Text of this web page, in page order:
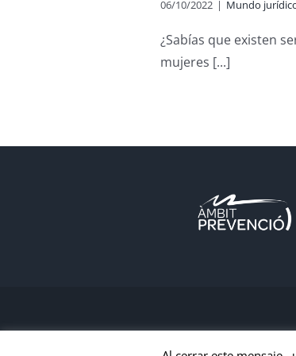
06/10/2022 | Mundo
¿Sabías que existen
mujeres [...]